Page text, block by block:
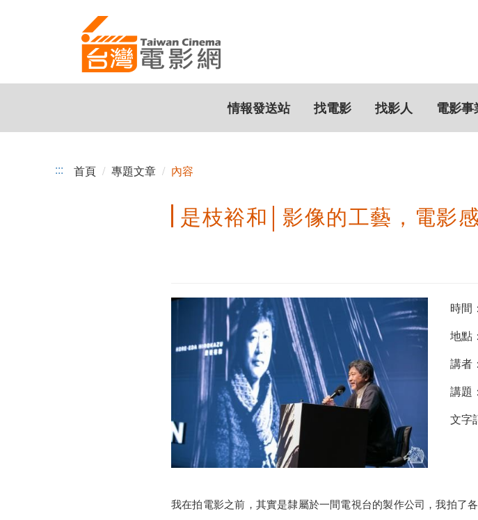
和 情報發送站 找電影 找影人 電影事
::: 首頁 專題文章 內容
是枝裕和│影像的工藝，電影
時間：
地點
講者
講題
文字
我在拍電影之前，其實是隸屬於一間電視台的製作公司，我拍了